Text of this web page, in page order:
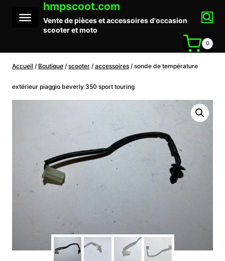
contenu
hmpscoot.com
Vente de pièces et accessoires d'occasion
scooter et moto
0
Accueil / Boutique / scooter / accessoires / sonde de température
extérieur piaggio beverly 350 sport touring